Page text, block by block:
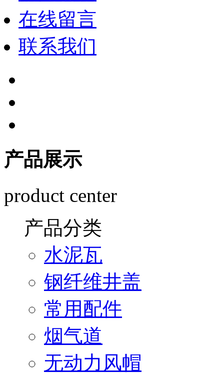
在线留言
联系我们
产品展示
product center
产品分类
水泥瓦
钢纤维井盖
常用配件
烟气道
无动力风帽